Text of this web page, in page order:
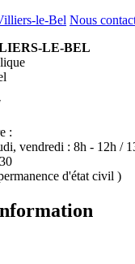
Nous
LE-BEL
:
vendredi : 8h - 12h /
d'état civil )